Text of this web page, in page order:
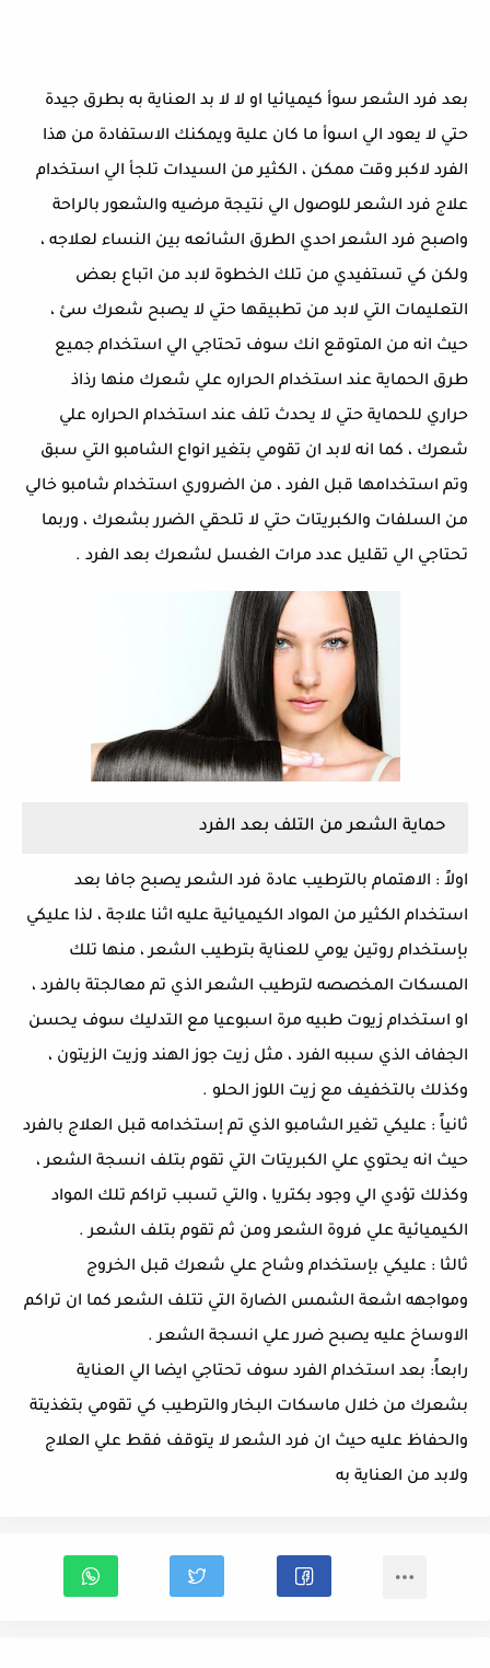
بعد فرد الشعر سوأ كيميائيا او لا لا بد العناية به بطرق جيدة
حتي لا يعود الي اسوأ ما كان علية ويمكنك الاستفادة من هذا
الفرد لاكبر وقت ممكن ، الكثير من السيدات تلجأ الي استخدام
علاج فرد الشعر للوصول الي نتيجة مرضيه والشعور بالراحة
واصبح فرد الشعر احدي الطرق الشائعه بين النساء لعلاجه ،
ولكن كي تستفيدي من تلك الخطوة لابد من اتباع بعض
التعليمات التي لابد من تطبيقها حتي لا يصبح شعرك سئ ،
حيث انه من المتوقع انك سوف تحتاجي الي استخدام جميع
طرق الحماية عند استخدام الحراره علي شعرك منها رذاذ
حراري للحماية حتي لا يحدث تلف عند استخدام الحراره علي
شعرك ، كما انه لابد ان تقومي بتغير انواع الشامبو التي سبق
وتم استخدامها قبل الفرد ، من الضروري استخدام شامبو خالي
من السلفات والكبريتات حتي لا تلحقي الضرر بشعرك ، وربما
تحتاجي الي تقليل عدد مرات الغسل لشعرك بعد الفرد .
حماية الشعر من التلف بعد الفرد
اولاً : الاهتمام بالترطيب عادة فرد الشعر يصبح جافا بعد
استخدام الكثير من المواد الكيميائية عليه اثنا علاجة ، لذا عليكي
بإستخدام روتين يومي للعناية بترطيب الشعر ، منها تلك
المسكات المخصصه لترطيب الشعر الذي تم معالجتة بالفرد ،
او استخدام زيوت طبيه مرة اسبوعيا مع التدليك سوف يحسن
الجفاف الذي سببه الفرد ، مثل زيت جوز الهند وزيت الزيتون ،
وكذلك بالتخفيف مع زيت اللوز الحلو .
ثانياً : عليكي تغير الشامبو الذي تم إستخدامه قبل العلاج بالفرد
حيث انه يحتوي علي الكبريتات التي تقوم بتلف انسجة الشعر ،
وكذلك تؤدي الي وجود بكتريا ، والتي تسبب تراكم تلك المواد
الكيميائية علي فروة الشعر ومن ثم تقوم بتلف الشعر .
ثالثا : عليكي بإستخدام وشاح علي شعرك قبل الخروج
ومواجهه اشعة الشمس الضارة التي تتلف الشعر كما ان تراكم
الاوساخ عليه يصبح ضرر علي انسجة الشعر .
رابعاً: بعد استخدام الفرد سوف تحتاجي ايضا الي العناية
بشعرك من خلال ماسكات البخار والترطيب كي تقومي بتغذيتة
والحفاظ عليه حيث ان فرد الشعر لا يتوقف فقط علي العلاج
ولابد من العناية به